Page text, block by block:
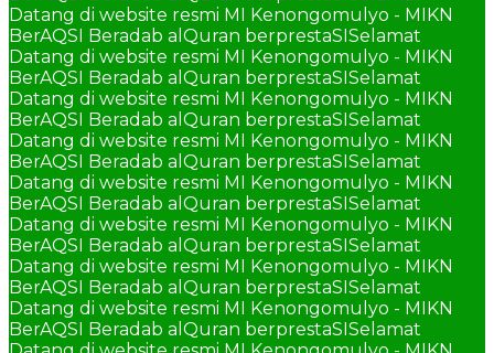
Datang di website resmi MI Kenongomulyo - MIKN
BerAQSI Beradab alQuran berprestaSISelamat
Datang di website resmi MI Kenongomulyo - MIKN
BerAQSI Beradab alQuran berprestaSISelamat
Datang di website resmi MI Kenongomulyo - MIKN
BerAQSI Beradab alQuran berprestaSISelamat
Datang di website resmi MI Kenongomulyo - MIKN
BerAQSI Beradab alQuran berprestaSISelamat
Datang di website resmi MI Kenongomulyo - MIKN
BerAQSI Beradab alQuran berprestaSISelamat
Datang di website resmi MI Kenongomulyo - MIKN
BerAQSI Beradab alQuran berprestaSISelamat
Datang di website resmi MI Kenongomulyo - MIKN
BerAQSI Beradab alQuran berprestaSISelamat
Datang di website resmi MI Kenongomulyo - MIKN
BerAQSI Beradab alQuran berprestaSISelamat